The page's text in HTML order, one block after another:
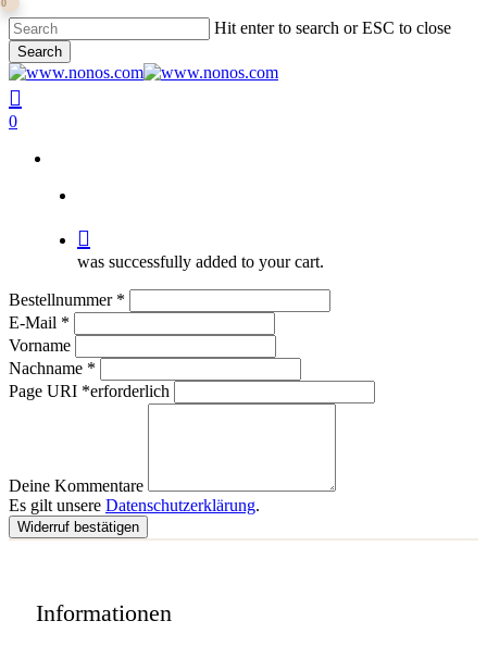
Skip
to
main
content
Hit enter to search or ESC to close
Search
Close
Search
search
0
0
was successfully added to your cart.
Bestellnummer *
E-Mail *
Vorname
Nachname *
Page URI *erforderlich
Deine Kommentare
Es gilt unsere Datenschutzerklärung.
Widerruf bestätigen
Informationen